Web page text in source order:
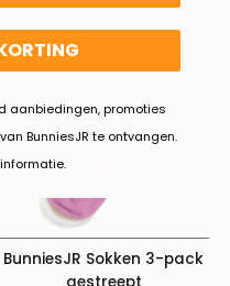
BunniesJR Sokken 3-pack
aanbiedingen, promoties
BunniesJR te ontvangen.